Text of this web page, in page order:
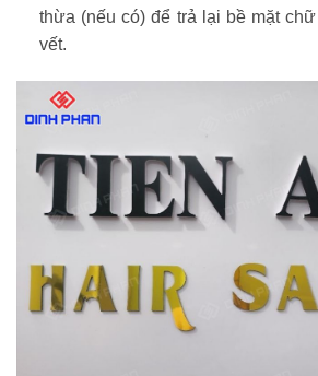
thừa (nếu có) để trả lại bề mặt
vết.